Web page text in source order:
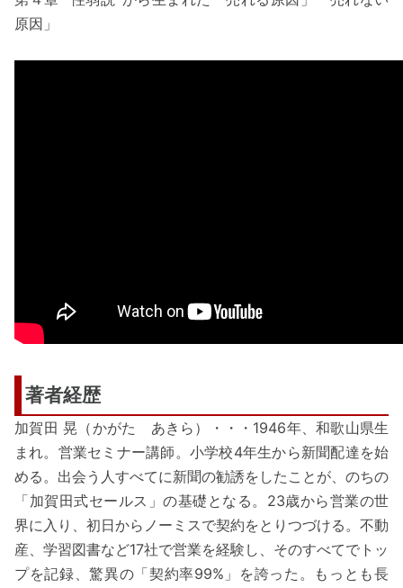
原因」
著者経歴
加賀田 晃（かがた あきら）・・・1946年、和歌山県生
まれ。営業セミナー講師。小学校4年生から新聞配達を始
める。出会う人すべてに新聞の勧誘をしたことが、のちの
「加賀田式セールス」の基礎となる。23歳から営業の世
界に入り、初日からノーミスで契約をとりつづける。不動
産、学習図書など17社で営業を経験し、そのすべてでトッ
プを記録、驚異の「契約率99%」を誇った。もっとも長